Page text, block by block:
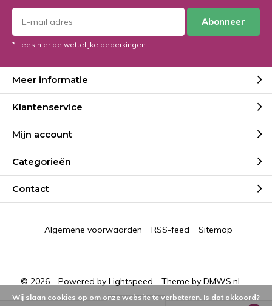
Abonneer
* Lees hier de wettelijke beperkingen
Meer informatie
Klantenservice
Mijn account
Categorieën
Contact
© 2026 - Powered by Lightspeed - Theme by DMWS.nl
Algemene voorwaarden RSS-feed Sitemap
Wij slaan cookies op om onze website te verbeteren. Is dat akkoord?